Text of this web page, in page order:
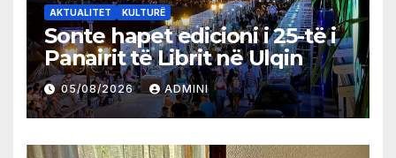
AKTUALITET KULTURË
Sonte hapet edicioni i 25-të i
Panairit të Librit në Ulqin
05/08/2026 ADMINI